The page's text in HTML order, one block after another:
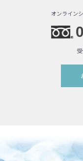
オンライン